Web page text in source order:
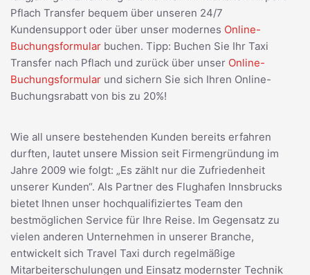
Pflach Transfer bequem über unseren 24/7
Kundensupport oder über unser modernes Online-
Buchungsformular buchen. Tipp: Buchen Sie Ihr Taxi
Transfer nach Pflach und zurück über unser Online-
Buchungsformular und sichern Sie sich Ihren Online-
Buchungsrabatt von bis zu 20%!
Wie all unsere bestehenden Kunden bereits erfahren
durften, lautet unsere Mission seit Firmengründung im
Jahre 2009 wie folgt: „Es zählt nur die Zufriedenheit
unserer Kunden“. Als Partner des Flughafen Innsbrucks
bietet Ihnen unser hochqualifiziertes Team den
bestmöglichen Service für Ihre Reise. Im Gegensatz zu
vielen anderen Unternehmen in unserer Branche,
entwickelt sich Travel Taxi durch regelmäßige
Mitarbeiterschulungen und Einsatz modernster Technik